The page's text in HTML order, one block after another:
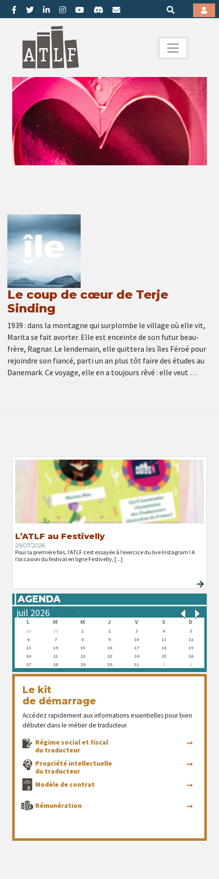
Le coup de cœur de Terje
Sinding
1939 : dans la montagne qui surplombe le village où elle vit,
Marita se fait avorter. Elle est enceinte de son futur beau-
frère, Ragnar. Le lendemain, elle quittera les îles Féroé pour
rejoindre son fiancé, parti un an plus tôt faire des études au
Danemark. Ce voyage, elle en a toujours rêvé : elle veut …
L’ATLF au Festivelly
29/07/2026
Pour la première fois, l’ATLF s’est essayée à l’exercice du live Instagram ! A
l’occasion du festival en ligne Festivelly, [...]
AGENDA
L M M J V S D
29 30 1 2 3 4
5
6
7 8 9 10 11
12
13
14 15 16 17 18
19
20
21 22 23 24 25
26
27
28 29 30 31 1 2
Le kit
de démarrage
Accédez rapidement aux informations essentielles pour bien
débuter dans le métier de traducteur.
Régime social et fiscal
du traducteur
Propriété intellectuelle
du traducteur
Modèle de contrat
Rémunération